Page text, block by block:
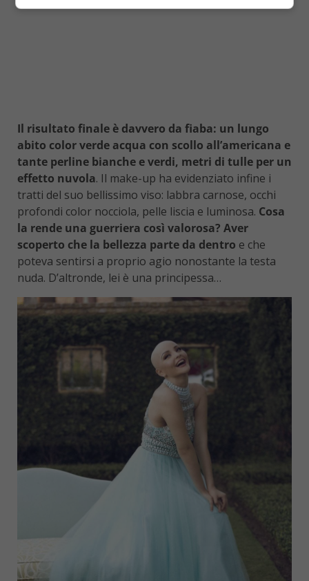
Il risultato finale è davvero da fiaba: un lungo
abito color verde acqua con scollo all’americana e
tante perline bianche e verdi, metri di tulle per un
effetto nuvola. Il make-up ha evidenziato infine i
tratti del suo bellissimo viso: labbra carnose, occhi
profondi color nocciola, pelle liscia e luminosa. Cosa
la rende una guerriera così valorosa? Aver
scoperto che la bellezza parte da dentro e che
poteva sentirsi a proprio agio nonostante la testa
nuda. D’altronde, lei è una principessa…